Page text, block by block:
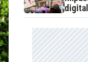
digital